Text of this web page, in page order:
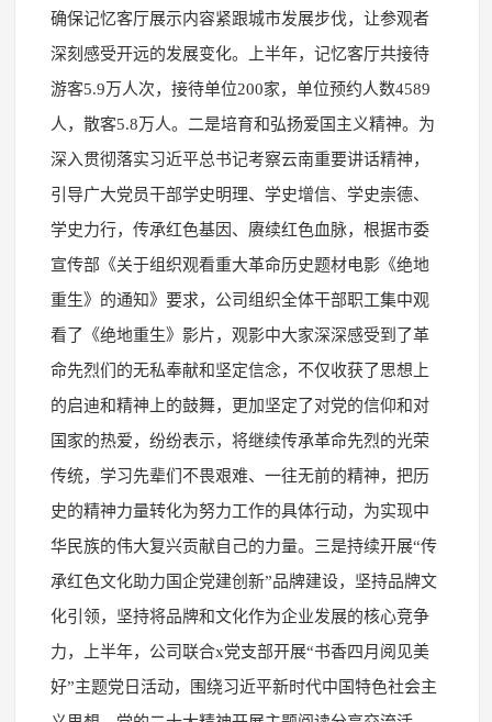
确保记忆客厅展示内容紧跟城市发展步伐，让参观者
深刻感受开远的发展变化。上半年，记忆客厅共接待
游客5.9万人次，接待单位200家，单位预约人数4589
人，散客5.8万人。二是培育和弘扬爱国主义精神。为
深入贯彻落实习近平总书记考察云南重要讲话精神，
引导广大党员干部学史明理、学史增信、学史崇德、
学史力行，传承红色基因、赓续红色血脉，根据市委
宣传部《关于组织观看重大革命历史题材电影《绝地
重生》的通知》要求，公司组织全体干部职工集中观
看了《绝地重生》影片，观影中大家深深感受到了革
命先烈们的无私奉献和坚定信念，不仅收获了思想上
的启迪和精神上的鼓舞，更加坚定了对党的信仰和对
国家的热爱，纷纷表示，将继续传承革命先烈的光荣
传统，学习先辈们不畏艰难、一往无前的精神，把历
史的精神力量转化为努力工作的具体行动，为实现中
华民族的伟大复兴贡献自己的力量。三是持续开展“传
承红色文化助力国企党建创新”品牌建设，坚持品牌文
化引领，坚持将品牌和文化作为企业发展的核心竞争
力，上半年，公司联合x党支部开展“书香四月阅见美
好”主题党日活动，围绕习近平新时代中国特色社会主